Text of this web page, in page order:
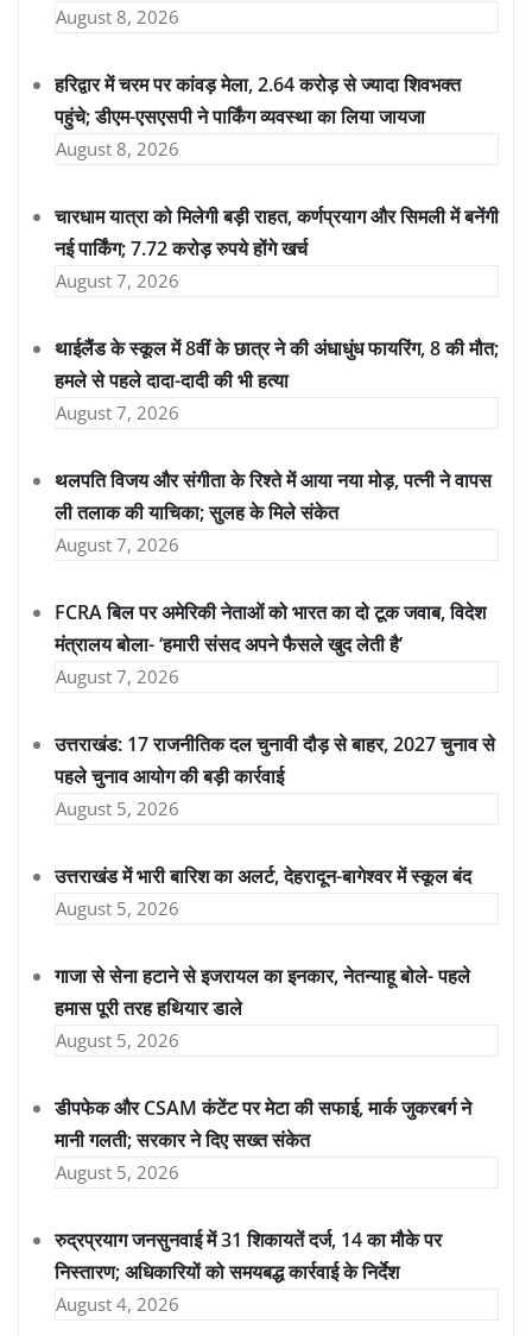
August 8, 2026
हरिद्वार में चरम पर कांवड़ मेला, 2.64 करोड़ से ज्यादा शिवभक्त
पहुंचे; डीएम-एसएसपी ने पार्किंग व्यवस्था का लिया जायजा
August 8, 2026
चारधाम यात्रा को मिलेगी बड़ी राहत, कर्णप्रयाग और सिमली में बनेंगी
नई पार्किंग; 7.72 करोड़ रुपये होंगे खर्च
August 7, 2026
थाईलैंड के स्कूल में 8वीं के छात्र ने की अंधाधुंध फायरिंग, 8 की मौत;
हमले से पहले दादा-दादी की भी हत्या
August 7, 2026
थलपति विजय और संगीता के रिश्ते में आया नया मोड़, पत्नी ने वापस
ली तलाक की याचिका; सुलह के मिले संकेत
August 7, 2026
FCRA बिल पर अमेरिकी नेताओं को भारत का दो टूक जवाब, विदेश
मंत्रालय बोला- ‘हमारी संसद अपने फैसले खुद लेती है’
August 7, 2026
उत्तराखंड: 17 राजनीतिक दल चुनावी दौड़ से बाहर, 2027 चुनाव से
पहले चुनाव आयोग की बड़ी कार्रवाई
August 5, 2026
उत्तराखंड में भारी बारिश का अलर्ट, देहरादून-बागेश्वर में स्कूल बंद
August 5, 2026
गाजा से सेना हटाने से इजरायल का इनकार, नेतन्याहू बोले- पहले
हमास पूरी तरह हथियार डाले
August 5, 2026
डीपफेक और CSAM कंटेंट पर मेटा की सफाई, मार्क जुकरबर्ग ने
मानी गलती; सरकार ने दिए सख्त संकेत
August 5, 2026
रुद्रप्रयाग जनसुनवाई में 31 शिकायतें दर्ज, 14 का मौके पर
निस्तारण; अधिकारियों को समयबद्ध कार्रवाई के निर्देश
August 4, 2026